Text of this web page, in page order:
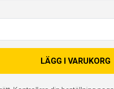
LÄGG I VARUKORG